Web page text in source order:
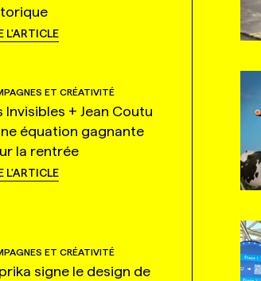
L'ARTICLE
ET CRÉATIVITÉ
Invisibles + Jean Coutu
équation gagnante
la rentrée
L'ARTICLE
ET CRÉATIVITÉ
signe le design de